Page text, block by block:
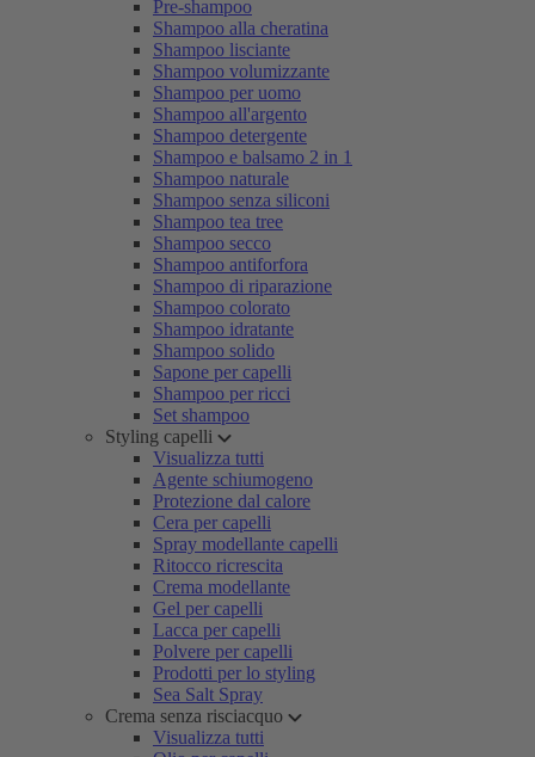
Pre-shampoo
Shampoo alla cheratina
Shampoo lisciante
Shampoo volumizzante
Shampoo per uomo
Shampoo all'argento
Shampoo detergente
Shampoo e balsamo 2 in 1
Shampoo naturale
Shampoo senza siliconi
Shampoo tea tree
Shampoo secco
Shampoo antiforfora
Shampoo di riparazione
Shampoo colorato
Shampoo idratante
Shampoo solido
Sapone per capelli
Shampoo per ricci
Set shampoo
Styling capelli
Visualizza tutti
Agente schiumogeno
Protezione dal calore
Cera per capelli
Spray modellante capelli
Ritocco ricrescita
Crema modellante
Gel per capelli
Lacca per capelli
Polvere per capelli
Prodotti per lo styling
Sea Salt Spray
Crema senza risciacquo
Visualizza tutti